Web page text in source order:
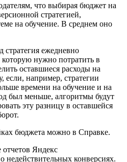
что выбирая бюджет на
стратегией,
на обучение. В среднем оно
ежедневно
нужно потратить в
оставшиеся расходы на
если, например, стратегии
времени на обучение и на
был меньше, алгоритмы будут
эту разницу в оставшейся
бюджета можно в Справке.
Яндекс
недействительных конверсиях.